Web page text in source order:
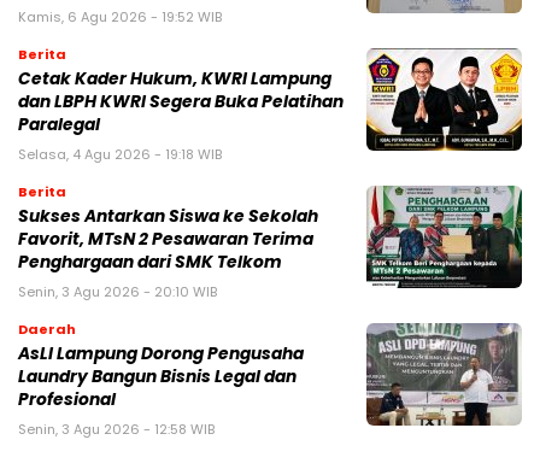
Kamis, 6 Agu 2026 - 19:52 WIB
Berita
Cetak Kader Hukum, KWRI Lampung
dan LBPH KWRI Segera Buka Pelatihan
Paralegal
Selasa, 4 Agu 2026 - 19:18 WIB
Berita
Sukses Antarkan Siswa ke Sekolah
Favorit, MTsN 2 Pesawaran Terima
Penghargaan dari SMK Telkom
Senin, 3 Agu 2026 - 20:10 WIB
Daerah
AsLI Lampung Dorong Pengusaha
Laundry Bangun Bisnis Legal dan
Profesional
Senin, 3 Agu 2026 - 12:58 WIB